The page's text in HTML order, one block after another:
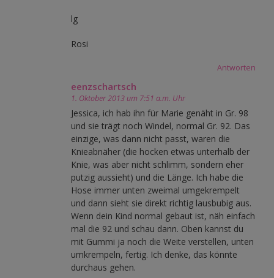
lg
Rosi
Antworten
eenzschartsch
1. Oktober 2013 um 7:51 a.m. Uhr
Jessica, ich hab ihn für Marie genäht in Gr. 98
und sie trägt noch Windel, normal Gr. 92. Das
einzige, was dann nicht passt, waren die
Knieabnäher (die hocken etwas unterhalb der
Knie, was aber nicht schlimm, sondern eher
putzig aussieht) und die Länge. Ich habe die
Hose immer unten zweimal umgekrempelt
und dann sieht sie direkt richtig lausbubig aus.
Wenn dein Kind normal gebaut ist, näh einfach
mal die 92 und schau dann. Oben kannst du
mit Gummi ja noch die Weite verstellen, unten
umkrempeln, fertig. Ich denke, das könnte
durchaus gehen.